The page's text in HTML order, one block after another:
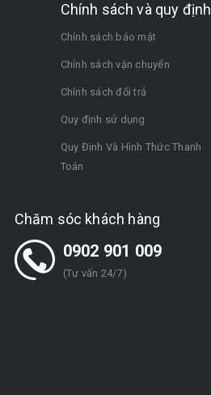
Chính sách và quy định
Chính sách bảo mật
Chính sách vận chuyển
Chính sách đổi trả
Quy định sử dụng
Quy Định Và Hình Thức Thanh
Toán
Chăm sóc khách hàng
0902 901 009
(Tư vấn 24/7)